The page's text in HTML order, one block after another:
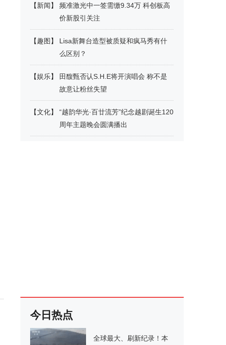
【新闻】
频准激光中一签需缴9.34万 科创板高
价新股引关注
【趣图 】
Lisa新舞台造型被质疑和疯马秀有什
么区别？
【娱乐】
田馥甄否认S.H.E将开演唱会 称不是
故意让粉丝失望
【文化】
“越韵华光·百廿流芳”纪念越剧诞生120
周年主题晚会圆满播出
今日热点
全球最大、刷新纪录！本